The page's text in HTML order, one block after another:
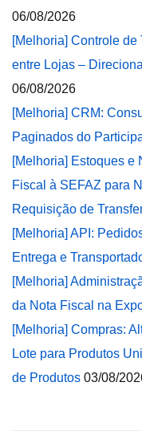
06/08/2026
[Melhoria] Controle
entre Lojas –
06/08/2026
[Melhoria] CRM:
Paginados do
[Melhoria] Estoques e
Fiscal à SEFAZ para
Requisição de
[Melhoria] API:
Entrega e
[Melhoria]
da Nota Fiscal na
[Melhoria] Compras:
Lote para Produtos
de Produtos 03/08/